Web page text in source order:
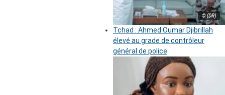
© (DR)
Tchad : Ahmed Oumar Djibrillah
élevé au grade de contrôleur
général de police